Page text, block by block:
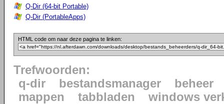
Q-Dir (64-bit Portable)
Q-Dir (PortableApps)
HTML code om naar deze pagina te linken:
Trefwoorden:
q-dir
bestandsmanager
beheer
mappen
tabbladen windows